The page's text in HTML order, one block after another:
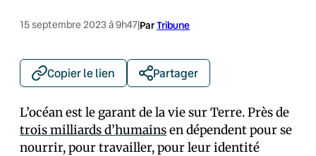
15 septembre 2023 à 9h47|ParTribune
Copier le lien Partager
L’océan est le garant de la vie sur Terre. Près de
trois milliards d’humainsen dépendent pour se
nourrir, pour travailler, pour leur identité